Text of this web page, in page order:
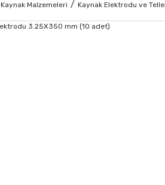
Kaynak Malzemeleri Kaynak Elektrodu ve